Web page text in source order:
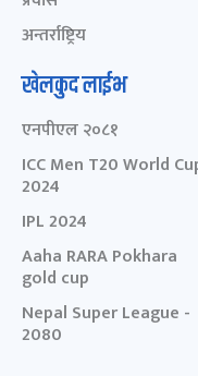
अन्तर्राष्ट्रिय
खेलकुद लाईभ
एनपीएल २०८१
ICC Men T20 World
2024
IPL 2024
Aaha RARA Pokhara
gold cup
Nepal Super League -
2080